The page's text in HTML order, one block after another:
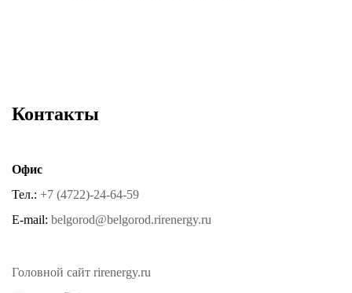
Контакты
Офис
Тел.: +7 (4722)-24-64-59
E-mail: belgorod@belgorod.rirenergy.ru
Головной сайт rirenergy.ru